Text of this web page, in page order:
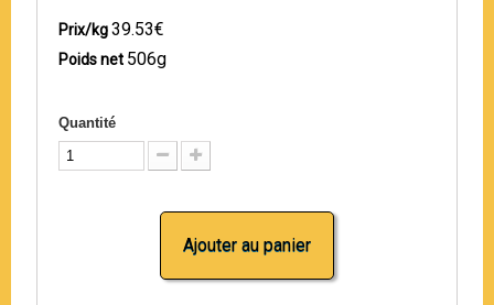
Prix/kg39.53€
Poids net 506g
Quantité
Ajouter au panier